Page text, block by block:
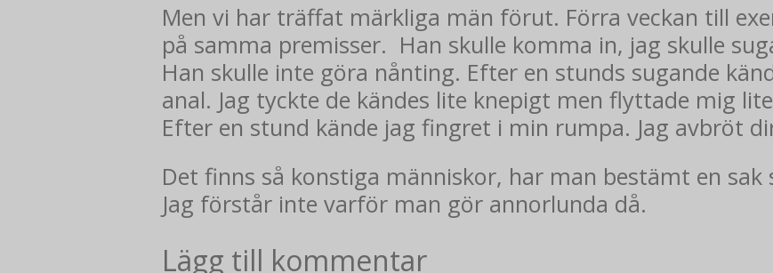
Men vi har träffat märkliga män förut. Förra veckan till
på samma premisser. Han skulle komma in, jag skulle
Han skulle inte göra nånting. Efter en stunds sugande
anal. Jag tyckte de kändes lite knepigt men flyttade mig
Efter en stund kände jag fingret i min rumpa. Jag avbröt
Det finns så konstiga människor, har man bestämt en sak
Jag förstår inte varför man gör annorlunda då.
Lägg till kommentar